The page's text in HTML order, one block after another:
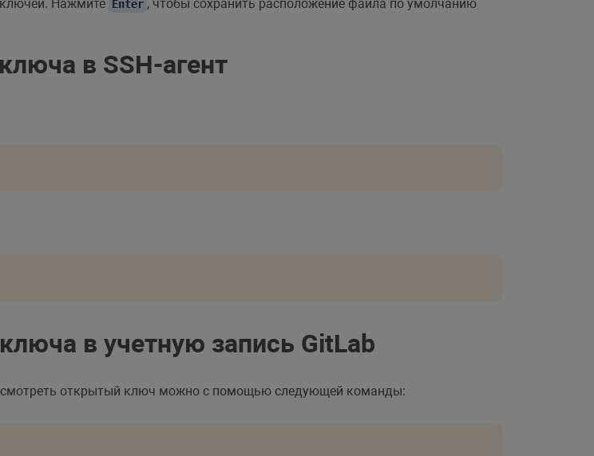
Нажмите Enter , чтобы сохранить расположение файла по умолчанию
в SSH-агент
в учетную запись GitLab
открытый ключ можно с помощью следующей команды: